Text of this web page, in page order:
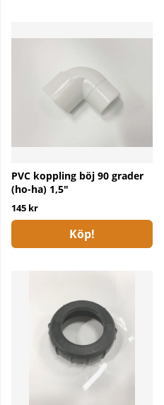
PVC koppling böj 90 grader
(ho-ha) 1,5"
145 kr
Köp!